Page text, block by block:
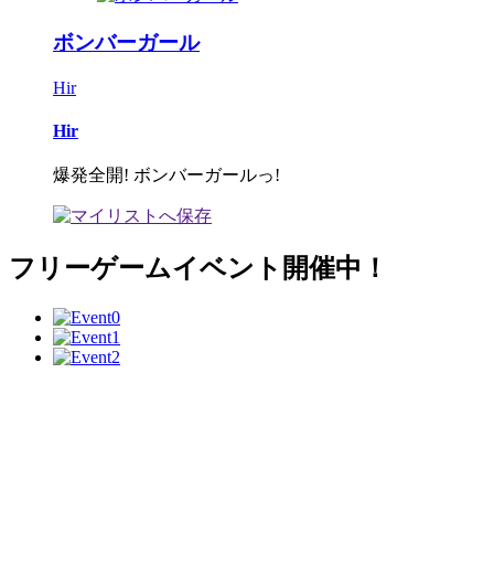
ボンバーガール
Hir
Hir
爆発全開! ボンバーガールっ!
フリーゲームイベント開催中！